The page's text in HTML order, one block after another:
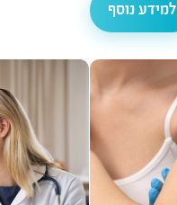
למידע נוסף